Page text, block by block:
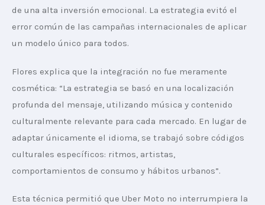
de una alta inversión emocional. La estrategia evitó el
error común de las campañas internacionales de aplicar
un modelo único para todos.
Flores explica que la integración no fue meramente
cosmética: “La estrategia se basó en una localización
profunda del mensaje, utilizando música y contenido
culturalmente relevante para cada mercado. En lugar de
adaptar únicamente el idioma, se trabajó sobre códigos
culturales específicos: ritmos, artistas,
comportamientos de consumo y hábitos urbanos”.
Esta técnica permitió que Uber Moto no interrumpiera la